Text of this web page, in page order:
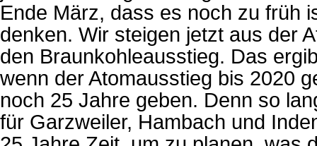
Ende März, dass es noch zu früh
denken. Wir steigen jetzt aus der
den Braunkohleausstieg. Das
wenn der Atomausstieg bis 2020
noch 25 Jahre geben. Denn so
für Garzweiler, Hambach und